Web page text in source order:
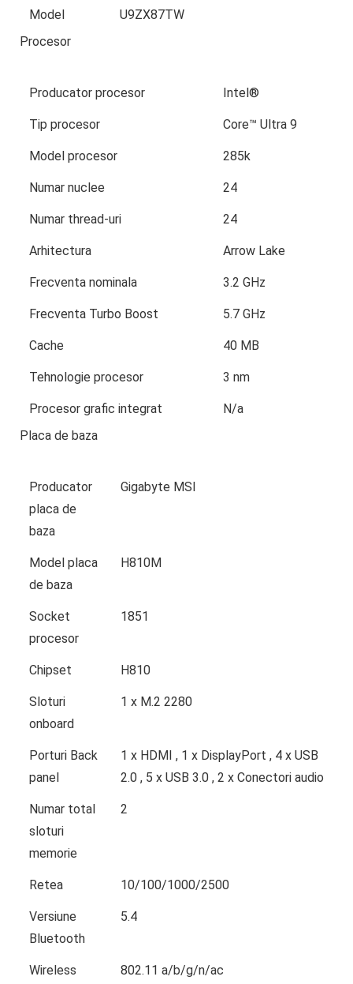
Model
U9ZX87TW
Procesor
Producator procesor Intel®
Tip procesor Core™ Ultra 9
Model procesor 285k
Numar nuclee 24
Numar thread-uri 24
Arhitectura Arrow Lake
Frecventa nominala 3.2 GHz
Frecventa Turbo Boost 5.7 GHz
Cache 40 MB
Tehnologie procesor 3 nm
Procesor grafic integrat
N/a
Placa de baza
Producator
placa de
baza
Gigabyte MSI
Model placa
de baza
H810M
Socket
procesor
1851
Chipset H810
Sloturi
onboard
1 x M.2 2280
Porturi Back
panel
1 x HDMI , 1 x DisplayPort , 4 x USB
2.0 , 5 x USB 3.0 , 2 x Conectori audio
Numar total
sloturi
memorie
2
Retea 10/100/1000/2500
Versiune
Bluetooth
5.4
Wireless 802.11 a/b/g/n/ac